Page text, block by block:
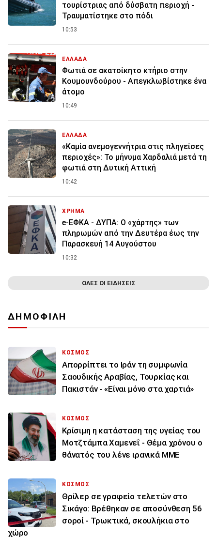
τουρίστριας από δύσβατη περιοχή -
Τραυματίστηκε στο πόδι
10:53
ΕΛΛΑΔΑ
Φωτιά σε ακατοίκητο κτήριο στην
Κουμουνδούρου - Απεγκλωβίστηκε ένα
άτομο
10:49
ΕΛΛΑΔΑ
«Καμία ανεμογεννήτρια στις πληγείσες
περιοχές»: Το μήνυμα Χαρδαλιά μετά τη
φωτιά στη Δυτική Αττική
10:42
ΧΡΗΜΑ
e-ΕΦΚΑ - ΔΥΠΑ: Ο «χάρτης» των
πληρωμών από την Δευτέρα έως την
Παρασκευή 14 Αυγούστου
10:32
ΟΛΕΣ ΟΙ ΕΙΔΗΣΕΙΣ
ΔΗΜΟΦΙΛΗ
ΚΟΣΜΟΣ
Απορρίπτει το Ιράν τη συμφωνία
Σαουδικής Αραβίας, Τουρκίας και
Πακιστάν - «Είναι μόνο στα χαρτιά»
ΚΟΣΜΟΣ
Κρίσιμη η κατάσταση της υγείας του
Μοτζτάμπα Χαμενεΐ - Θέμα χρόνου ο
θάνατός του λένε ιρανικά ΜΜΕ
ΚΟΣΜΟΣ
Θρίλερ σε γραφείο τελετών στο
Σικάγο: Βρέθηκαν σε αποσύνθεση 56
σοροί - Τρωκτικά, σκουλήκια στο
χώρο